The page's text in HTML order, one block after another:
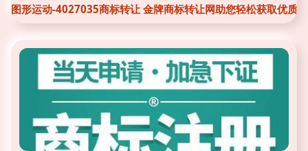
图形运动-4027035商标转让 金牌商标转让网助您轻松获取优质